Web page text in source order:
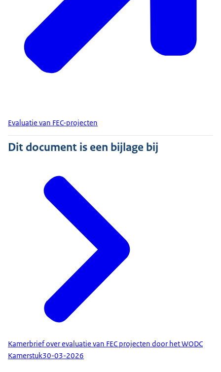
Evaluatie van FEC-projecten
Dit document is een bijlage bij
Kamerbrief over evaluatie van FEC projecten door het WODC
Kamerstuk30-03-2026